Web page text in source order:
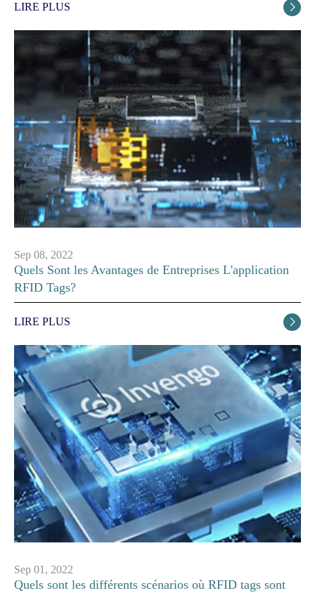
LIRE PLUS 
Sep 08, 2022
Quels Sont les Avantages de Entreprises L'application
RFID Tags?
LIRE PLUS 
Sep 01, 2022
Quels sont les différents scénarios où RFID tags sont